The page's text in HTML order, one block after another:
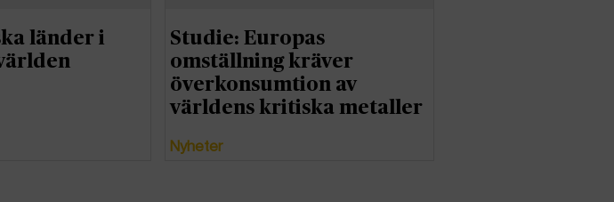
länder i
Studie: Europas
omställning kräver
överkonsumtion av
världens kritiska metaller
Nyheter